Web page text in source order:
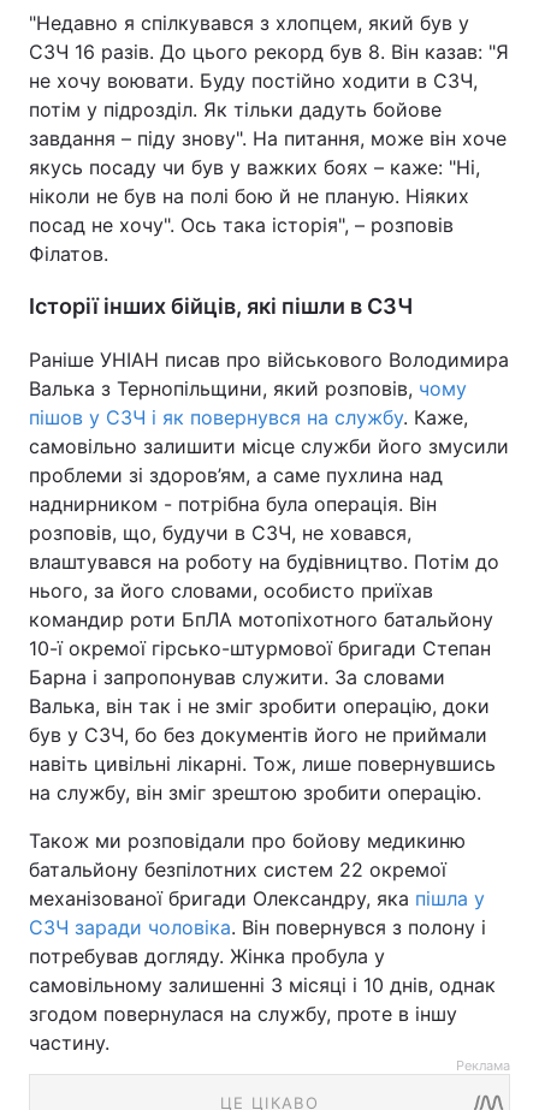
"Недавно я спілкувався з хлопцем, який був у
СЗЧ 16 разів. До цього рекорд був 8. Він казав: "Я
не хочу воювати. Буду постійно ходити в СЗЧ,
потім у підрозділ. Як тільки дадуть бойове
завдання – піду знову". На питання, може він хоче
якусь посаду чи був у важких боях – каже: "Ні,
ніколи не був на полі бою й не планую. Ніяких
посад не хочу". Ось така історія", – розповів
Філатов.
Історії інших бійців, які пішли в СЗЧ
Раніше УНІАН писав про військового Володимира
Валька з Тернопільщини, який розповів, чому
пішов у СЗЧ і як повернувся на службу. Каже,
самовільно залишити місце служби його змусили
проблеми зі здоров’ям, а саме пухлина над
наднирником - потрібна була операція. Він
розповів, що, будучи в СЗЧ, не ховався,
влаштувався на роботу на будівництво. Потім до
нього, за його словами, особисто приїхав
командир роти БпЛА мотопіхотного батальйону
10-ї окремої гірсько-штурмової бригади Степан
Барна і запропонував служити. За словами
Валька, він так і не зміг зробити операцію, доки
був у СЗЧ, бо без документів його не приймали
навіть цивільні лікарні. Тож, лише повернувшись
на службу, він зміг зрештою зробити операцію.
Також ми розповідали про бойову медикиню
батальйону безпілотних систем 22 окремої
механізованої бригади Олександру, яка пішла у
СЗЧ заради чоловіка. Він повернувся з полону і
потребував догляду. Жінка пробула у
самовільному залишенні 3 місяці і 10 днів, однак
згодом повернулася на службу, проте в іншу
частину.
Реклама